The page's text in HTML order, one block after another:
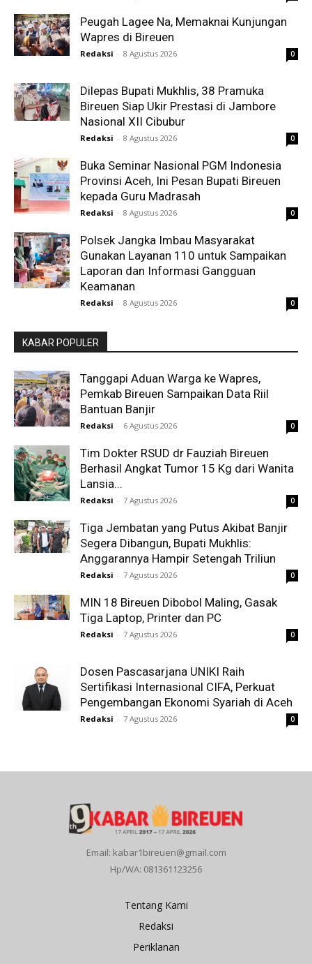
Peugah Lagee Na, Memaknai Kunjungan
Wapres di Bireuen
Redaksi - 8 Agustus 2026 0
Dilepas Bupati Mukhlis, 38 Pramuka
Bireuen Siap Ukir Prestasi di Jambore
Nasional XII Cibubur
Redaksi - 8 Agustus 2026 0
Buka Seminar Nasional PGM Indonesia
Provinsi Aceh, Ini Pesan Bupati Bireuen
kepada Guru Madrasah
Redaksi - 8 Agustus 2026 0
Polsek Jangka Imbau Masyarakat
Gunakan Layanan 110 untuk Sampaikan
Laporan dan Informasi Gangguan
Keamanan
Redaksi - 8 Agustus 2026 0
KABAR POPULER
Tanggapi Aduan Warga ke Wapres,
Pemkab Bireuen Sampaikan Data Riil
Bantuan Banjir
Redaksi - 6 Agustus 2026 0
Tim Dokter RSUD dr Fauziah Bireuen
Berhasil Angkat Tumor 15 Kg dari Wanita
Lansia...
Redaksi - 7 Agustus 2026 0
Tiga Jembatan yang Putus Akibat Banjir
Segera Dibangun, Bupati Mukhlis:
Anggarannya Hampir Setengah Triliun
Redaksi - 7 Agustus 2026 0
MIN 18 Bireuen Dibobol Maling, Gasak
Tiga Laptop, Printer dan PC
Redaksi - 7 Agustus 2026 0
Dosen Pascasarjana UNIKI Raih
Sertifikasi Internasional CIFA, Perkuat
Pengembangan Ekonomi Syariah di Aceh
Redaksi - 7 Agustus 2026 0
Email: kabar1bireuen@gmail.com
Hp/WA: 081361123256
Tentang Kami
Redaksi
Periklanan